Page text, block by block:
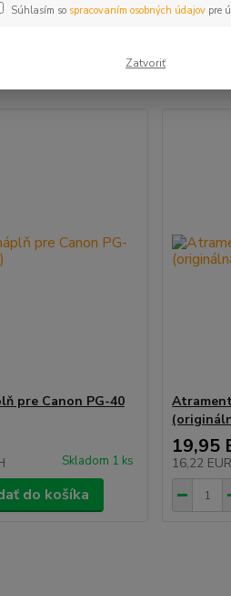
pre Canon PG-40
Skladom 1 ks
do košíka
19,95
16,22 EUR
Súhlasím so spracovaním osobných údajovpre
Zatvoriť